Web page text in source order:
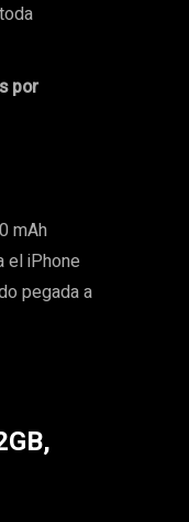
por
mAh
el iPhone
pegada a